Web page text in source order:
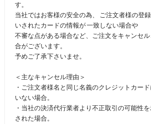
す。
当社ではお客様の安全の為、 ご注文者様の登
いされたカードの情報が 一致しない場合や
不審な点がある場合など、ご注文をキャンセ
合がございます。
予めご了承下さいませ。
＜主なキャンセル理由＞
・ご注文者様名と同じ名義のクレジットカー
いない場合。
・当社の決済代行業者より不正取引の可能性
された場合。